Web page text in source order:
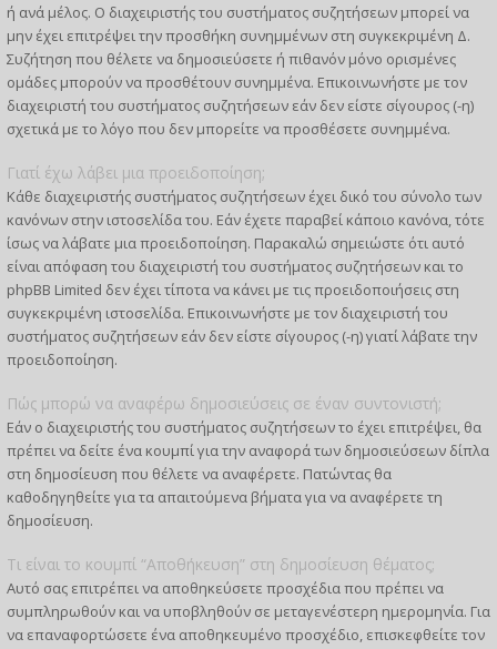
ή ανά μέλος. Ο διαχειριστής του συστήματος συζητήσεων μπορεί να
μην έχει επιτρέψει την προσθήκη συνημμένων στη συγκεκριμένη Δ.
Συζήτηση που θέλετε να δημοσιεύσετε ή πιθανόν μόνο ορισμένες
ομάδες μπορούν να προσθέτουν συνημμένα. Επικοινωνήστε με τον
διαχειριστή του συστήματος συζητήσεων εάν δεν είστε σίγουρος (-η)
σχετικά με το λόγο που δεν μπορείτε να προσθέσετε συνημμένα.
Γιατί έχω λάβει μια προειδοποίηση;
Κάθε διαχειριστής συστήματος συζητήσεων έχει δικό του σύνολο των
κανόνων στην ιστοσελίδα του. Εάν έχετε παραβεί κάποιο κανόνα, τότε
ίσως να λάβατε μια προειδοποίηση. Παρακαλώ σημειώστε ότι αυτό
είναι απόφαση του διαχειριστή του συστήματος συζητήσεων και το
phpBB Limited δεν έχει τίποτα να κάνει με τις προειδοποιήσεις στη
συγκεκριμένη ιστοσελίδα. Επικοινωνήστε με τον διαχειριστή του
συστήματος συζητήσεων εάν δεν είστε σίγουρος (-η) γιατί λάβατε την
προειδοποίηση.
Πώς μπορώ να αναφέρω δημοσιεύσεις σε έναν συντονιστή;
Εάν ο διαχειριστής του συστήματος συζητήσεων το έχει επιτρέψει, θα
πρέπει να δείτε ένα κουμπί για την αναφορά των δημοσιεύσεων δίπλα
στη δημοσίευση που θέλετε να αναφέρετε. Πατώντας θα
καθοδηγηθείτε για τα απαιτούμενα βήματα για να αναφέρετε τη
δημοσίευση.
Τι είναι το κουμπί “Αποθήκευση” στη δημοσίευση θέματος;
Αυτό σας επιτρέπει να αποθηκεύσετε προσχέδια που πρέπει να
συμπληρωθούν και να υποβληθούν σε μεταγενέστερη ημερομηνία. Για
να επαναφορτώσετε ένα αποθηκευμένο προσχέδιο, επισκεφθείτε τον